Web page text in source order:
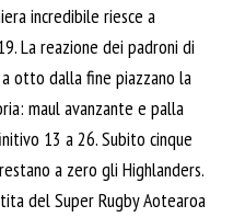
incredibile riesce a
La reazione dei padroni di
otto dalla fine piazzano la
maul avanzante e palla
13 a 26. Subito cinque
a zero gli Highlanders.
del Super Rugby Aotearoa